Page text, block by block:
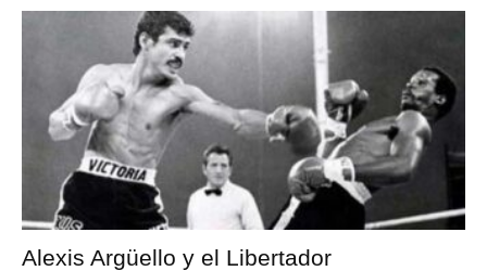
Alexis Argüello y el Libertador